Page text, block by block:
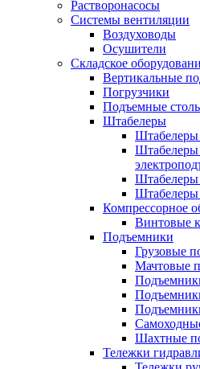
Растворонасосы
Системы вентиляции
Воздуховоды
Осушители
Складское
Вертикальные
Погрузчики
Подъемные
Штабелеры
Штабелеры
Штабелеры
Штабелеры
Штабелеры
Компрессорное
Винтовые
Подъемники
Грузовые
Мачтовые
Шахтные
Тележки